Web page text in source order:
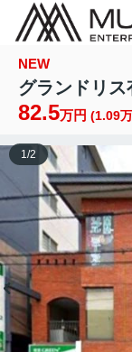
NEW
グランドリス
82.5万円 (1.09
1/2